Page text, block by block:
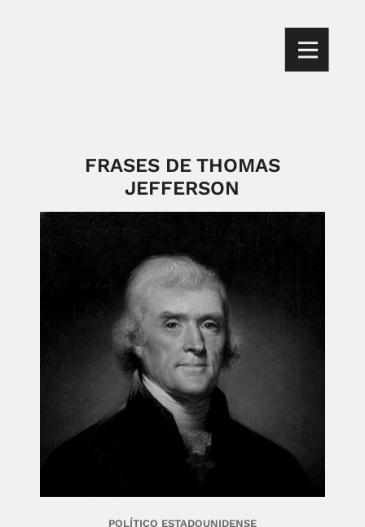
FRASES DE THOMAS
JEFFERSON
POLÍTICO ESTADOUNIDENSE